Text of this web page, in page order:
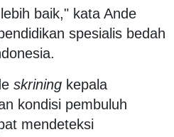
baik," kata Ande
spesialis bedah
skrining kepala
kondisi pembuluh
mendeteksi